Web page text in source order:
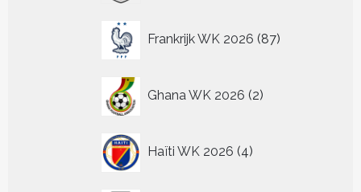
Frankrijk WK 2026 87
producten
Ghana WK 2026 2
producten
Haïti WK 2026 4
producten